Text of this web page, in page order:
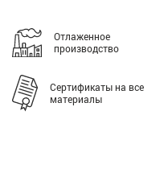
Отлаженное
производство
Сертификаты на все
материалы